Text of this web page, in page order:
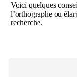
Voici quelques
l’orthographe ou
recherche.